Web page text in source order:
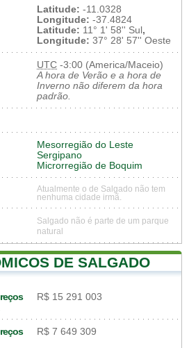
Latitude: -11.0328
Longitude: -37.4824
Latitude: 11° 1' 58'' Sul,
Longitude: 37° 28' 57'' Oeste
UTC -3:00 (America/Maceio)
A hora de Verão e a hora de
Inverno não diferem da hora
padrão.
Mesorregião do Leste
Sergipano
Microrregião de Boquim
Atualmente o de Salgado não tem
nenhuma cidade irmã.
Salgado não é parte de um parque
natural
DE SALGADO
R$ 15 291 003
R$ 7 649 309